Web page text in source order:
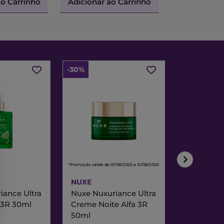
Ultra
30ml
-30%
*Promoção válida de 01/08/2026 a 31/08/2026
NUXE
Nuxe Nuxuriance Ultra
Creme Noite Alfa 3R
50ml
*Promoção válida